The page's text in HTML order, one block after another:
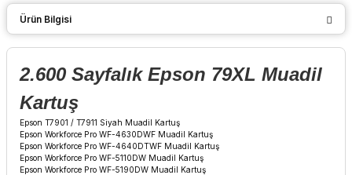
Ürün Bilgisi
2.600 Sayfalık Epson 79XL Muadil
Kartuş
Epson T7901 / T7911 Siyah Muadil Kartuş
Epson Workforce Pro WF-4630DWF Muadil Kartuş
Epson Workforce Pro WF-4640DTWF Muadil Kartuş
Epson Workforce Pro WF-5110DW Muadil Kartuş
Epson Workforce Pro WF-5190DW Muadil Kartuş